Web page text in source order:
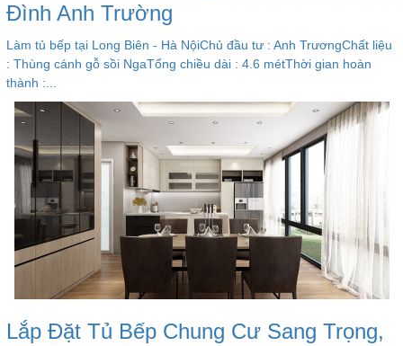
Đình Anh Trường
Làm tủ bếp tại Long Biên - Hà NộiChủ đầu tư : Anh TrươngChất liệu
: Thùng cánh gỗ sồi NgaTổng chiều dài : 4.6 métThời gian hoàn
thành :...
Lắp Đặt Tủ Bếp Chung Cư Sang Trọng,